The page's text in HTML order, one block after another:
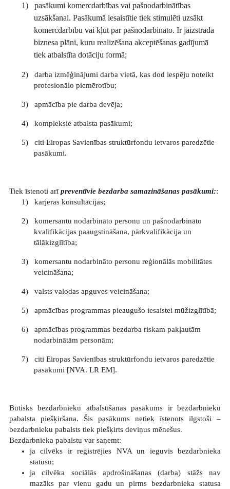
1)
pasākumi komercdarbības vai pašnodarbinātības
uzsākšanai. Pasākumā iesaistītie tiek stimulēti uzsākt
komercdarbību vai kļūt par pašnodarbināto. Ir jāizstrādā
biznesa plāni, kuru realizēšana akceptēšanas gadījumā
tiek atbalstīta dotāciju formā;
2)
darba izmēģinājumi darba vietā, kas dod iespēju noteikt
profesionālo piemērotību;
3) apmācība pie darba devēja;
4) kompleksie atbalsta pasākumi;
5)
citi Eiropas Savienības struktūrfondu ietvaros paredzētie
pasākumi.
Tiek īstenoti arīpreventīvie bezdarba samazināšanas pasākumi::
1)
karjeras konsultācijas;
2)
komersantu nodarbināto personu un pašnodarbināto
kvalifikācijas paaugstināšana, pārkvalifikācija un
tālākizglītība;
3)
komersantu nodarbināto personu reģionālās mobilitātes
veicināšana;
4) valsts valodas apguves veicināšana;
5) apmācības programmas pieaugušo iesaistei mūžizglītībā;
6)
apmācības programmas bezdarba riskam pakļautām
nodarbinātām personām;
7)
citi Eiropas Savienības struktūrfondu ietvaros paredzētie
pasākumi [NVA. LR EM].
Būtisks bezdarbnieku atbalstīšanas pasākums ir bezdarbnieku
pabalsta piešķiršana. Šis pasākums netiek īstenots ilgstoši –
bezdarbnieku pabalsts tiek piešķirts deviņus mēnešus.
Bezdarbnieka pabalstu var saņemt:
ja cilvēks ir reģistrējies NVA un ieguvis bezdarbnieka
statusu;
ja cilvēka sociālās apdrošināšanas (darba) stāžs nav
mazāks par vienu gadu un pirms bezdarbnieka statusa